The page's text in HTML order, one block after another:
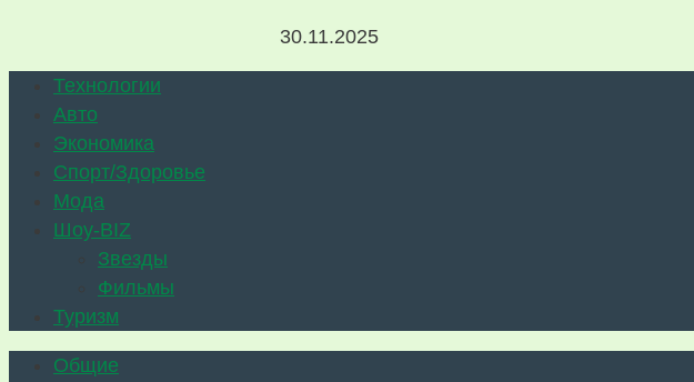
30.11.2025
Технологии
Авто
Экономика
Спорт/Здоровье
Мода
Шоу-BIZ
Звезды
Фильмы
Туризм
Общие